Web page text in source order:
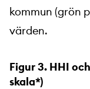
kommun (grön
värden.
Figur 3. HHI
skala*)